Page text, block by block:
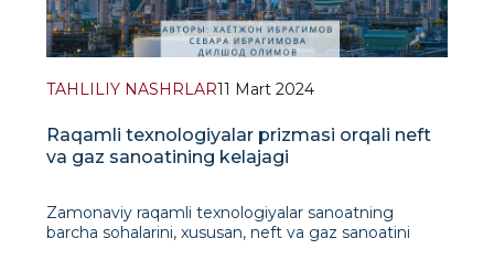
TAHLILIY NASHRLAR11 Mart 2024
Raqamli texnologiyalar prizmasi orqali neft
va gaz sanoatining kelajagi
Zamonaviy raqamli texnologiyalar sanoatning
barcha sohalarini, xususan, neft va gaz sanoatini